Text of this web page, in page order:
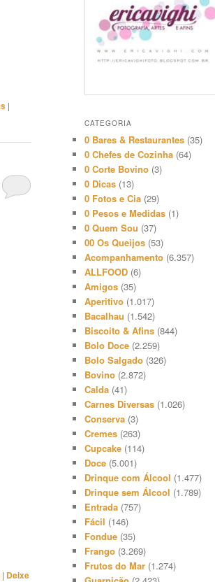
|
| Deixe
CATEGORIA
0 Bares & Restaurantes (35)
0 Chefes de Cozinha (64)
0 Corte Bovino (3)
0 Dicas (13)
0 Fotos e Cia (29)
0 Pesos e Medidas (1)
0 Quem Sou (37)
00 Os Queijos (53)
Acompanhamento (6.357)
ALLFOOD (6)
Amigos (35)
Aperitivo (1.017)
Bacalhau (1.542)
Biscoito & Afins (844)
Bolo Doce (2.259)
Bolo Salgado (326)
Bovino (2.872)
Calda (41)
Carnes Diversas (1.026)
Conserva (3)
Cremes (263)
Cupcake (114)
Doce (5.001)
Drinque com Álcool (1.477)
Drinque sem Álcool (1.789)
Entrada (757)
Fácil (146)
Fondue (35)
Frango (3.269)
Frutos do Mar (1.274)